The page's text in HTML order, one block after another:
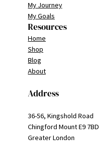
My Journey
My Goals
Resources
Home
Shop
Blog
About
Address
36-56, Kingshold Road
Chingford Mount E9 7BD
Greater London